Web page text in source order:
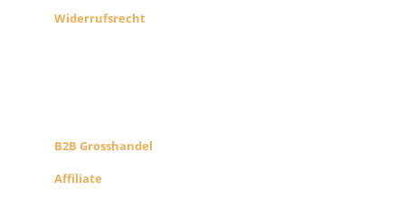
Widerrufsrecht
B2B Grosshandel
Affiliate